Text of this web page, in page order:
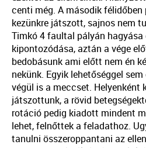
centi még. A második
kezünkre játszott, sajnos nem
Timkó 4 faultal pályán hagyása
kipontozódása, aztán a vége
bedobásunk ami előtt nem én
nekünk. Egyik lehetőséggel
végül is a meccset. Helyenként
játszottunk, a rövid
rotáció pedig kiadott mindent
lehet, felnőttek a feladathoz.
tanulni összeroppantani az